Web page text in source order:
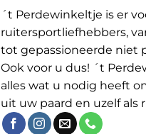
´t Perdewinkeltje is er
ruitersportliefhebbers,
tot gepassioneerde niet
Ook voor u dus! ´t
alles wat u nodig heeft
uit uw paard en uzelf als